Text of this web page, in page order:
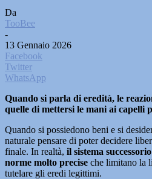
Da
TooBee
-
13 Gennaio 2026
Facebook
Twitter
WhatsApp
Quando si parla di eredità, le
quelle di mettersi le mani ai capelli
Quando si possiedono beni e si
naturale pensare di poter decidere
finale. In realtà, il sistema
norme molto precise che limitano la
tutelare gli eredi legittimi.